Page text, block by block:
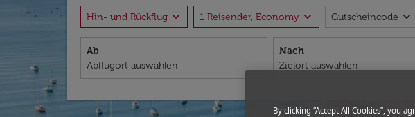
Hin- und Rückflug expand_more 1 Reisender, Economy expand_more Gutscheincode expand_more
Ab Nach
By clicking “Accept All Cookies”, you